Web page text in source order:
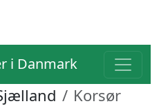
i Danmark
Korsør